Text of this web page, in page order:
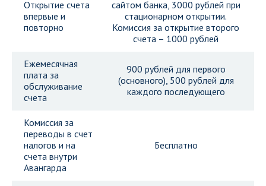
Открытие счета
впервые и
повторно
сайтом банка, 3000 рублей при
стационарном открытии.
Комиссия за открытие второго
счета – 1000 рублей
Ежемесячная
плата за
обслуживание
счета
900 рублей для первого
(основного), 500 рублей для
каждого последующего
Комиссия за
переводы в счет
налогов и на
счета внутри
Авангарда
Бесплатно